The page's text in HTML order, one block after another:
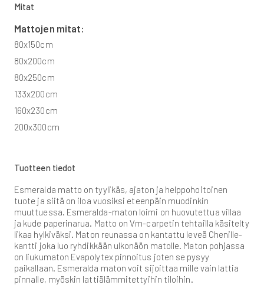
Mitat
Mattojen mitat:
80x150cm
80x200cm
80x250cm
133x200cm
160x230cm
200x300cm
Tuotteen tiedot
Esmeralda matto on tyylikäs, ajaton ja helppohoitoinen
tuote ja siitä on iloa vuosiksi eteenpäin muodinkin
muuttuessa. Esmeralda-maton loimi on huovutettua villaa
ja kude paperinarua. Matto on Vm-carpetin tehtailla käsitelty
likaa hylkiväksi. Maton reunassa on kantattu leveä Chenille-
kantti joka luo ryhdikkään ulkonäön matolle. Maton pohjassa
on liukumaton Evapolytex pinnoitus joten se pysyy
paikallaan. Esmeralda maton voit sijoittaa mille vain lattia
pinnalle, myöskin lattiälämmitettyihin tiloihin.